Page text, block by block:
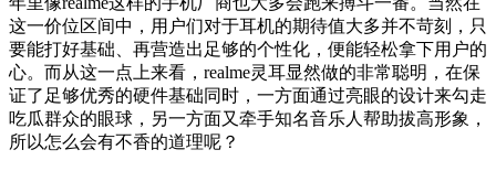
这一价位区间中，用户们对于耳机的期待值大多并不苛刻，只
要能打好基础、再营造出足够的个性化，便能轻松拿下用户的
心。而从这一点上来看，realme灵耳显然做的非常聪明，在保
证了足够优秀的硬件基础同时，一方面通过亮眼的设计来勾走
吃瓜群众的眼球，另一方面又牵手知名音乐人帮助拔高形象，
所以怎么会有不香的道理呢？